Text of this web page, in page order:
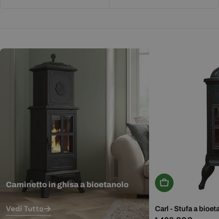
Caminetto in ghisa a bioetanolo
Vedi Tutto
Aggiungi Al
Carl - Stufa a